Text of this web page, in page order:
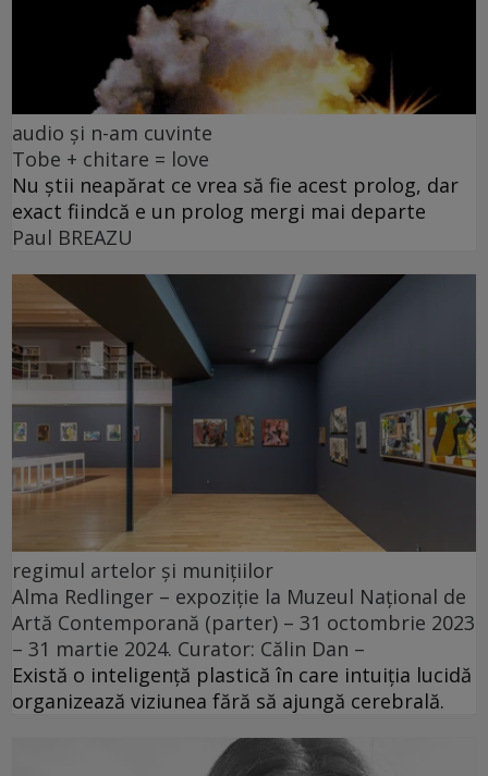
audio și n-am cuvinte
Tobe + chitare = love
Nu știi neapărat ce vrea să fie acest prolog, dar
exact fiindcă e un prolog mergi mai departe
Paul BREAZU
regimul artelor și munițiilor
Alma Redlinger – expoziție la Muzeul Național de
Artă Contemporană (parter) – 31 octombrie 2023
– 31 martie 2024. Curator: Călin Dan –
Există o inteligență plastică în care intuiția lucidă
organizează viziunea fără să ajungă cerebrală.